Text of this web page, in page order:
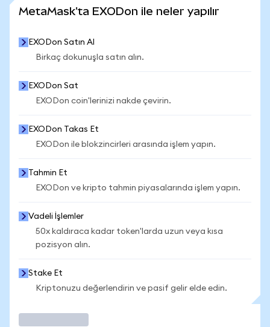
MetaMask'ta EXODon ile neler yapılır
EXODon Satın Al
Birkaç dokunuşla satın alın.
EXODon Sat
EXODon coin'lerinizi nakde çevirin.
EXODon Takas Et
EXODon ile blokzincirleri arasında işlem yapın.
Tahmin Et
EXODon ve kripto tahmin piyasalarında işlem yapın.
Vadeli İşlemler
50x kaldıraca kadar token'larda uzun veya kısa
pozisyon alın.
Stake Et
Kriptonuzu değerlendirin ve pasif gelir elde edin.